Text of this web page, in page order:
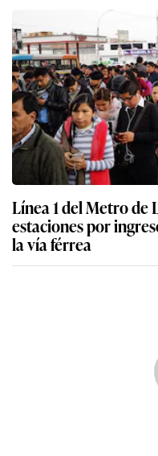
Línea 1 del Metro de
estaciones por
la vía férrea